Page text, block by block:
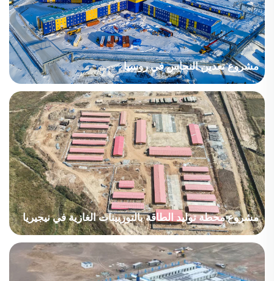
مشروع تعدين النحاس في روسيا
اسم المشروع: مشروع تعدين النحاس في روسيا البلد: روسيا قطاع
المشروع: التعدين المساحة المبنية: 3916.41 متر مربع فترة الإنشاء:
2021 النقاط الرئيسية التي تؤخذ بعين الاعتبار: تقع منطقة المشروع
ضمن منطقة التندرا و...
مشروع محطة توليد الطاقة بالتوربينات الغازية في نيجيريا
يعتمد هذا المشروع تخطيطًا مدمجًا يجمع بين وحدات الإقامة من النوع أ
والنوع كي لبناء معسكر متعدد الوظائف يضم مناطق المكاتب والإقامة
والمؤتمرات والخدمات الغذائية.